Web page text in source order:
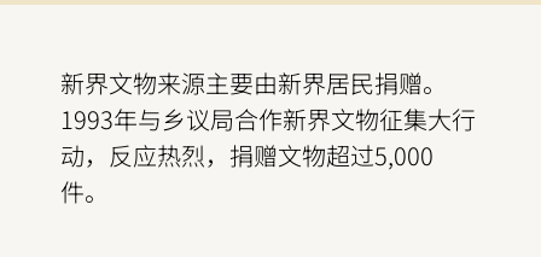
新界文物来源主要由新界居民捐赠。
1993年与乡议局合作新界文物征集大行
动，反应热烈，捐赠文物超过5,000
件。